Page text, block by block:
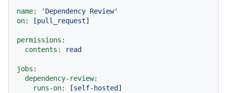
name:
'Dependency Review'
on:
[pull_request]
permissions:
contents:
read
jobs:
dependency-review:
runs-on:
[self-hosted ]